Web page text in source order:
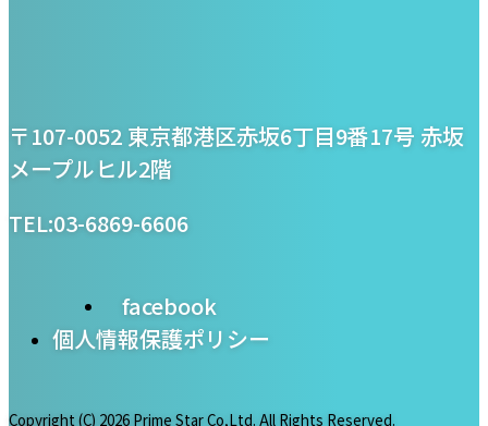
会社
〒107-0052 東京都港区赤坂6丁目9番17号 赤坂
メープルヒル2階
TEL:03-6869-6606
facebook
個人情報保護ポリシー
Copyright (C) 2026 Prime Star Co,Ltd. All Rights Reserved.